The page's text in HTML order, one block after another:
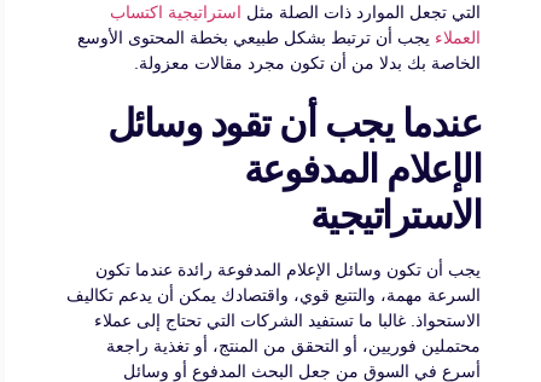
التي تجعل الموارد ذات الصلة مثل استراتيجية اكتساب
العملاء يجب أن ترتبط بشكل طبيعي بخطة المحتوى الأوسع
الخاصة بك بدلا من أن تكون مجرد مقالات معزولة.
عندما يجب أن تقود وسائل
الإعلام المدفوعة
الاستراتيجية
يجب أن تكون وسائل الإعلام المدفوعة رائدة عندما تكون
السرعة مهمة، والتتبع قوي، واقتصادك يمكن أن يدعم تكاليف
الاستحواذ. غالبا ما تستفيد الشركات التي تحتاج إلى عملاء
محتملين فوريين، أو التحقق من المنتج، أو تغذية راجعة
أسرع في السوق من جعل البحث المدفوع أو وسائل